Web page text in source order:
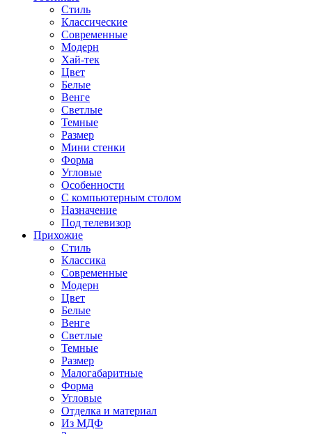
Стиль
Классические
Современные
Модерн
Хай-тек
Цвет
Белые
Венге
Светлые
Темные
Размер
Мини стенки
Форма
Угловые
Особенности
С компьютерным столом
Назначение
Под телевизор
Прихожие
Стиль
Классика
Современные
Модерн
Цвет
Белые
Венге
Светлые
Темные
Размер
Малогабаритные
Форма
Угловые
Отделка и материал
Из МДФ